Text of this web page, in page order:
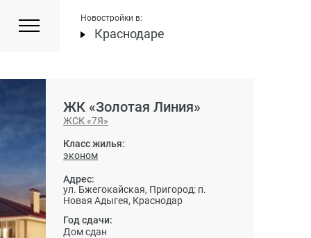
Новостройки в:
Краснодаре
ЖК «Золотая Линия»
ЖСК «7Я»
Класс жилья:
эконом
Адрес:
ул. Бжегокайская, Пригород: п.
Новая Адыгея, Краснодар
Год сдачи:
Дом сдан